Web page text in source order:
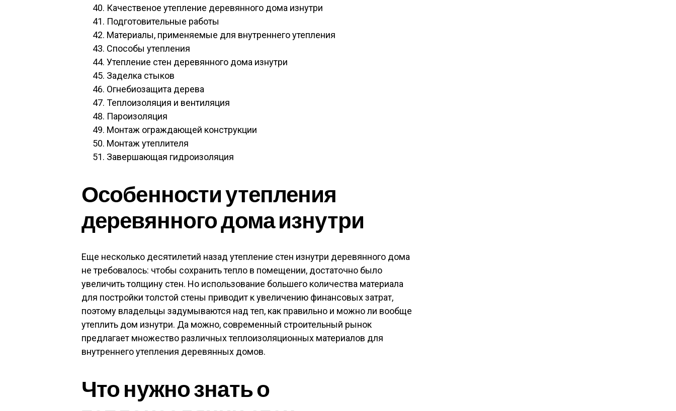
Качественое утепление деревянного дома изнутри
Подготовительные работы
Материалы, применяемые для внутреннего утепления
Способы утепления
Утепление стен деревянного дома изнутри
Заделка стыков
Огнебиозащита дерева
Теплоизоляция и вентиляция
Пароизоляция
Монтаж ограждающей конструкции
Монтаж утеплителя
Завершающая гидроизоляция
Особенности утепления
деревянного дома изнутри
Еще несколько десятилетий назад утепление стен изнутри деревянного дома
не требовалось: чтобы сохранить тепло в помещении, достаточно было
увеличить толщину стен. Но использование большего количества материала
для постройки толстой стены приводит к увеличению финансовых затрат,
поэтому владельцы задумываются над теп, как правильно и можно ли вообще
утеплить дом изнутри. Да можно, современный строительный рынок
предлагает множество различных теплоизоляционных материалов для
внутреннего утепления деревянных домов.
Что нужно знать о